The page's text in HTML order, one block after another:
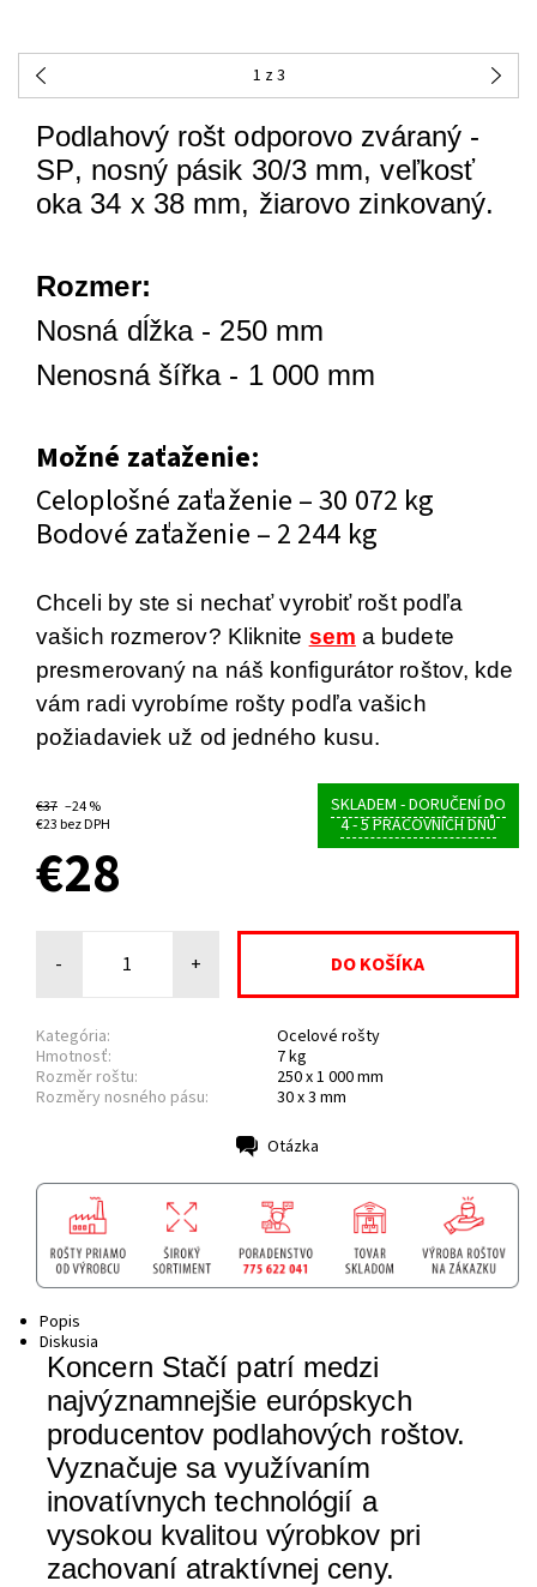
1 z 3
Podlahový rošt odporovo zváraný -
SP, nosný pásik 30/3 mm, veľkosť
oka 34 x 38 mm, žiarovo zinkovaný.
Rozmer:
Nosná dĺžka - 250 mm
Nenosná šířka - 1 000 mm
Možné zaťaženie:
Celoplošné zaťaženie – 30 072 kg
Bodové zaťaženie – 2 244 kg
Chceli by ste si nechať vyrobiť rošt podľa
vašich rozmerov? Kliknite sem a budete
presmerovaný na náš konfigurátor roštov, kde
vám radi vyrobíme rošty podľa vašich
požiadaviek už od jedného kusu.
€37 –24 %
€23 bez DPH
SKLADEM - DORUČENÍ DO
4 - 5 PRACOVNÍCH DNŮ
€28
- +
Kategória:
Ocelové rošty
Hmotnosť:
7 kg
Rozměr roštu:
250 x 1 000 mm
Rozměry nosného pásu:
30 x 3 mm
Otázka
Popis
Diskusia
Koncern Stačí patrí medzi
najvýznamnejšie európskych
producentov podlahových roštov.
Vyznačuje sa využívaním
inovatívnych technológií a
vysokou kvalitou výrobkov pri
zachovaní atraktívnej ceny.